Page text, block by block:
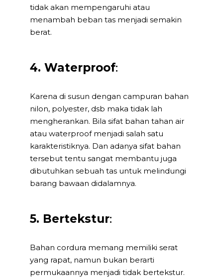
tidak akan mempengaruhi atau
menambah beban tas menjadi semakin
berat.
4. Waterproof:
Karena di susun dengan campuran bahan
nilon, polyester, dsb maka tidak lah
mengherankan. Bila sifat bahan tahan air
atau waterproof menjadi salah satu
karakteristiknya. Dan adanya sifat bahan
tersebut tentu sangat membantu juga
dibutuhkan sebuah tas untuk melindungi
barang bawaan didalamnya.
5. Bertekstur:
Bahan cordura memang memiliki serat
yang rapat, namun bukan berarti
permukaannya menjadi tidak bertekstur.